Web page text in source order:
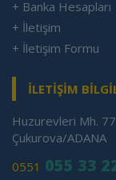
+ Banka Hesapları
+ İletişim
+ İletişim Formu
İLETİŞİM
Huzurevleri Mh.
Çukurova/ADANA
0551 055 33